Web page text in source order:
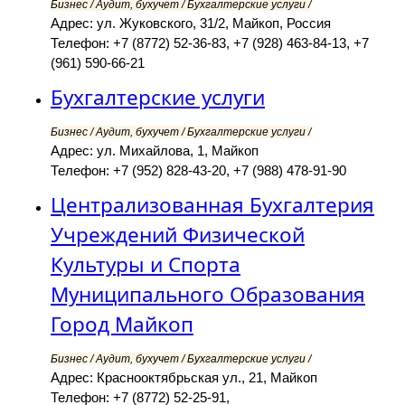
Бизнес / Аудит, бухучет / Бухгалтерские услуги /
Адрес: ул. Жуковского, 31/2, Майкоп, Россия
Телефон: +7 (8772) 52-36-83, +7 (928) 463-84-13, +7
(961) 590-66-21
Бухгалтерские услуги
Бизнес / Аудит, бухучет / Бухгалтерские услуги /
Адрес: ул. Михайлова, 1, Майкоп
Телефон: +7 (952) 828-43-20, +7 (988) 478-91-90
Централизованная Бухгалтерия
Учреждений Физической
Культуры и Спорта
Муниципального Образования
Город Майкоп
Бизнес / Аудит, бухучет / Бухгалтерские услуги /
Адрес: Краснооктябрьская ул., 21, Майкоп
Телефон: +7 (8772) 52-25-91,